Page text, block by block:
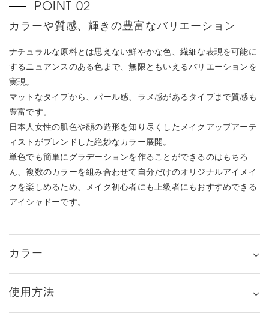
カラーや質感、輝きの豊富なバリエーション
ナチュラルな原料とは思えない鮮やかな色、繊細な表現を可能に
するニュアンスのある色まで、無限ともいえるバリエーションを
実現。
マットなタイプから、パール感、ラメ感があるタイプまで質感も
豊富です。
日本人女性の肌色や顔の造形を知り尽くしたメイクアップアーテ
ィストがブレンドした絶妙なカラー展開。
単色でも簡単にグラデーションを作ることができるのはもちろ
ん、複数のカラーを組み合わせて自分だけのオリジナルアイメイ
クを楽しめるため、メイク初心者にも上級者にもおすすめできる
アイシャドーです。
カラー
使用方法